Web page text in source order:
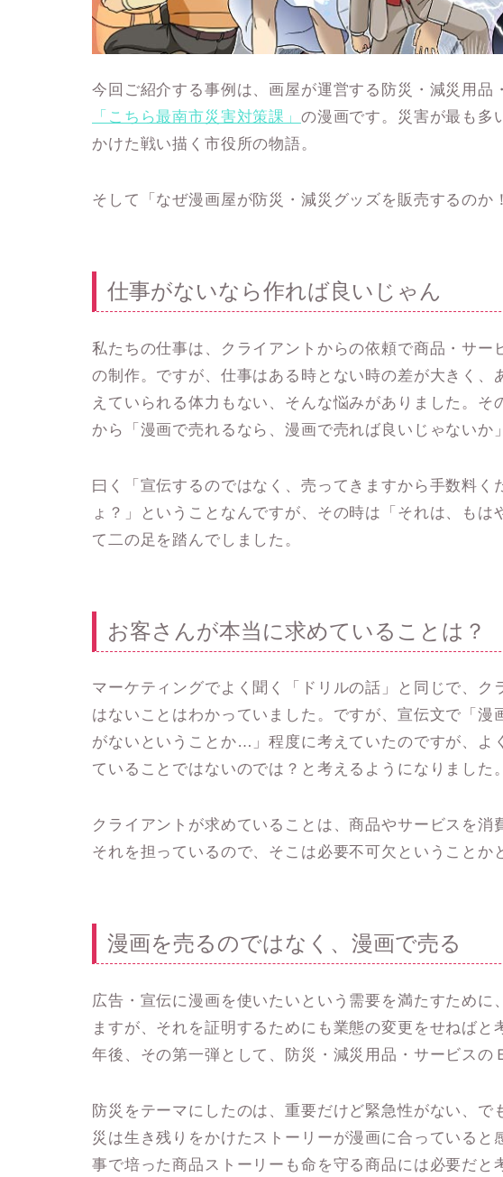
今回ご紹介する事例は、画屋が運営する防災・減災用品
「こちら最南市災害対策課」 の漫画です。災害が最も多
かけた戦い描く市役所の物語。
そして「なぜ漫画屋が防災・減災グッズを販売するのか
仕事がないなら作れば良いじゃん
私たちの仕事は、クライアントからの依頼で商品・サー
の制作。ですが、仕事はある時とない時の差が大きく、
えていられる体力もない、そんな悩みがありました。そ
から「漫画で売れるなら、漫画で売れば良いじゃないか
曰く「宣伝するのではなく、売ってきますから手数料く
ょ？」ということなんですが、その時は「それは、もは
て二の足を踏んでしました。
お客さんが本当に求めていることは？
マーケティングでよく聞く「ドリルの話」と同じで、
はないことはわかっていました。ですが、宣伝文で「漫
がないということか…」程度に考えていたのですが、よ
ていることではないのでは？と考えるようになりました。
クライアントが求めていることは、商品やサービスを
それを担っているので、そこは必要不可欠ということか
漫画を売るのではなく、漫画で売る
広告・宣伝に漫画を使いたいという需要を満たすために
ますが、それを証明するためにも業態の変更をせねば
年後、その第一弾として、防災・減災用品・サービスの
防災をテーマにしたのは、重要だけど緊急性がない、
災は生き残りをかけたストーリーが漫画に合っている
事で培った商品ストーリーも命を守る商品には必要だと